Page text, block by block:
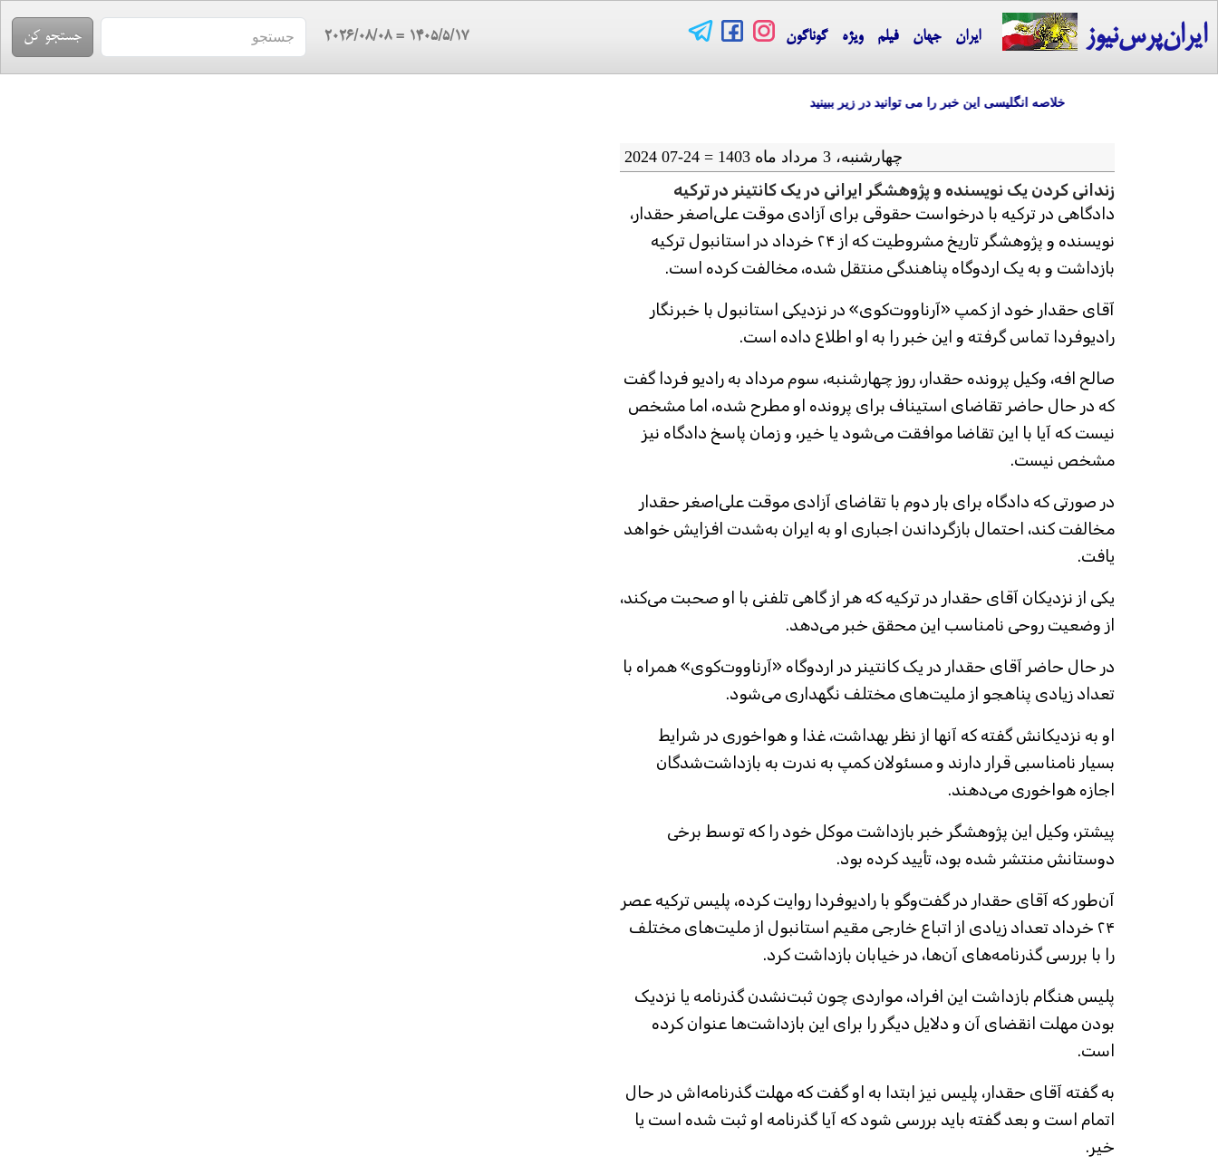
ایران‌پرس‌نیوز ایران جهان فیلم ویژه گوناگون ۱۴۰۵/۵/۱۷ = 2026/08/08
خلاصه انگلیسی این خبر را می توانید در زیر ببینید
چهارشنبه، 3 مرداد ماه 1403 = 24-07 2024
زندانی کردن یک نویسنده و پژوهشگر ایرانی در یک کانتینر در ترکیه
دادگاهی در ترکیه با درخواست حقوقی برای آزادی موقت علی‌اصغر حقدار،
نویسنده و پژوهشگر تاریخ مشروطیت که از ۲۴ خرداد در استانبول ترکیه
بازداشت و به یک اردوگاه پناهندگی منتقل شده، مخالفت کرده است.
آقای حقدار خود از کمپ «آرناووت‌کوی» در نزدیکی استانبول با خبرنگار
رادیوفردا تماس گرفته و این خبر را به او اطلاع داده است.
صالح افه، وکیل پرونده‌ حقدار، روز چهارشنبه، سوم مرداد به رادیو فردا گفت
که در حال حاضر تقاضای استیناف برای پرونده او مطرح شده، اما مشخص
نیست که آیا با این تقاضا موافقت می‌شود یا خیر، و زمان پاسخ دادگاه نیز
مشخص نیست.
در صورتی که دادگاه برای بار دوم با تقاضای آزادی موقت علی‌اصغر حقدار
مخالفت کند، احتمال بازگرداندن اجباری او به ایران به‌شدت افزایش خواهد
یافت.
یکی از نزدیکان آقای حقدار در ترکیه که هر از گاهی تلفنی با او صحبت می‌کند،
از وضعیت روحی نامناسب این محقق خبر می‌دهد.
در حال حاضر آقای حقدار در یک کانتینر در اردوگاه «آرناووت‌کوی» همراه با
تعداد زیادی پناهجو از ملیت‌های مختلف نگهداری می‌شود.
او به نزدیکانش گفته که آنها از نظر بهداشت، غذا و هواخوری در شرایط
بسیار نامناسبی قرار دارند و مسئولان کمپ به ندرت به بازداشت‌شدگان
اجازه هواخوری می‌دهند.
پیشتر، وکیل این پژوهشگر خبر بازداشت موکل خود را که توسط برخی
دوستانش منتشر شده بود، تأیید کرده بود.
آن‌طور که آقای حقدار در گفت‌و‌گو با رادیوفردا روایت کرده، پلیس ترکیه عصر
۲۴ خرداد تعداد زیادی از اتباع خارجی‌ مقیم استانبول از ملیت‌های مختلف
را با بررسی گذرنامه‌های آن‌ها، در خیابان بازداشت کرد.
پلیس هنگام بازداشت این افراد، مواردی چون ثبت‌نشدن گذرنامه یا نزدیک
بودن مهلت انقضای آن و دلایل دیگر را برای این بازداشت‌ها عنوان کرده
است.
به گفته آقای حقدار، پلیس نیز ابتدا به او گفت که مهلت گذرنامه‌اش در حال
اتمام است و بعد گفته باید بررسی شود که آیا گذرنامه او ثبت شده است یا
خیر.